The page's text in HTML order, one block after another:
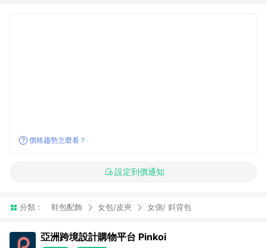
價格趨勢怎麼看？
設定到價通知
分類： 鞋包配飾 女包/皮夾 女側/ 斜背包
亞洲跨境設計購物平台 Pinkoi